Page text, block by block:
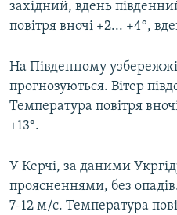
західний, вдень
повітря вночі +2... +4°,
На Південному
прогнозуються. Вітер
Температура повітря
+13°.
У Керчі, за даними
проясненнями, без
7-12 м/с. Температура